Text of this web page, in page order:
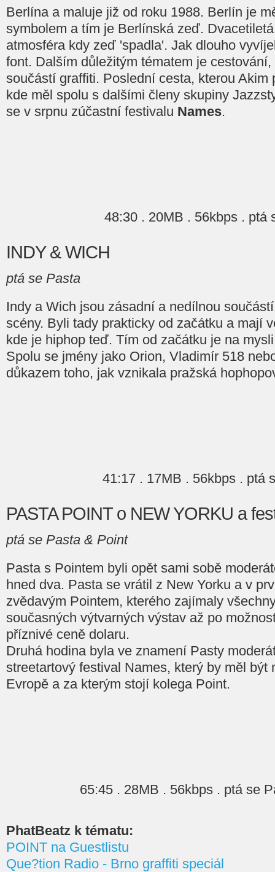
Berlína a maluje již od roku 1988. Berlín je
symbolem a tím je Berlínská zeď.
atmosféra kdy zeď 'spadla'. Jak dlouho
font. Dalším důležitým tématem je
součástí graffiti. Poslední cesta, kterou Akim
kde měl spolu s dalšími členy skupiny
se v srpnu zúčastní festivalu Names.
48:30 . 20MB . 56kbps . ptá
INDY & WICH
ptá se Pasta
Indy a Wich jsou zásadní a nedílnou
scény. Byli tady prakticky od začátku a mají
kde je hiphop teď. Tím od začátku je na
Spolu se jmény jako Orion, Vladimír 518
důkazem toho, jak vznikala pražská
41:17 . 17MB . 56kbps . ptá
PASTA POINT o NEW YORKU a
ptá se Pasta & Point
Pasta s Pointem byli opět sami sobě
hned dva. Pasta se vrátil z New Yorku a v
zvědavým Pointem, kterého zajímaly
současných výtvarných výstav až po
příznivé ceně dolaru.
Druhá hodina byla ve znamení Pasty
streetartový festival Names, který by měl být
Evropě a za kterým stojí kolega Point.
65:45 . 28MB . 56kbps . ptá se
PhatBeatz k tématu:
POINT na Guestlistu
Que?tion Radio - Brno graffiti speciál